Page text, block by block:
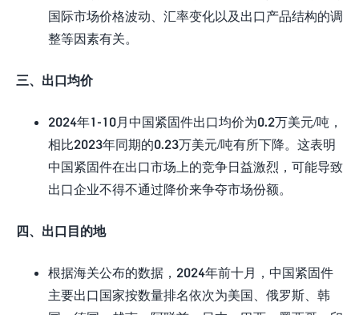
国际市场价格波动、汇率变化以及出口产品结构的调
整等因素有关。
三、出口均价
2024年1-10月中国紧固件出口均价为0.2万美元/吨，
相比2023年同期的0.23万美元/吨有所下降。这表明
中国紧固件在出口市场上的竞争日益激烈，可能导致
出口企业不得不通过降价来争夺市场份额。
四、出口目的地
根据海关公布的数据，2024年前十月，中国紧固件
主要出口国家按数量排名依次为美国、俄罗斯、韩